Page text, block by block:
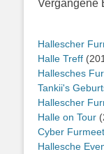
Vergangene
Hallescher
Halle Treff
Hallesches
Tankii's
Hallescher
Halle on Tour
Cyber Furmeet
Hallesche